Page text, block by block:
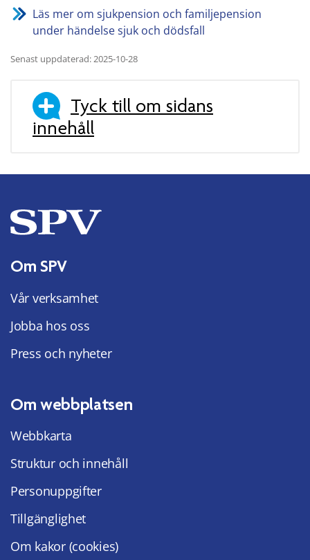
Läs mer om sjukpension och familjepension
under händelse sjuk och dödsfall
Senast uppdaterad: 2025-10-28
Tyck till om sidans
innehåll
Om SPV
Vår verksamhet
Jobba hos oss
Press och nyheter
Om webbplatsen
Webbkarta
Struktur och innehåll
Personuppgifter
Tillgänglighet
Om kakor (cookies)